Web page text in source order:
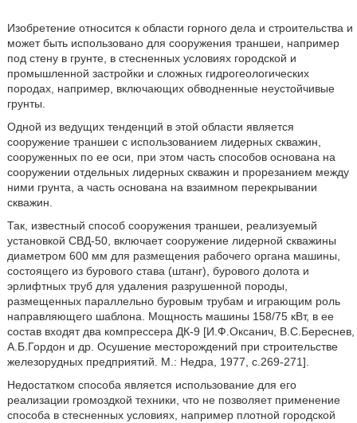
Изобретение относится к области горного дела и строительства и
может быть использовано для сооружения траншеи, например
под стену в грунте, в стесненных условиях городской и
промышленной застройки и сложных гидрогеологических
породах, например, включающих обводненные неустойчивые
грунты.
Одной из ведущих тенденций в этой области является
сооружение траншеи с использованием лидерных скважин,
сооруженных по ее оси, при этом часть способов основана на
сооружении отдельных лидерных скважин и прорезанием между
ними грунта, а часть основана на взаимном перекрывании
скважин.
Так, известный способ сооружения траншеи, реализуемый
установкой СВД-50, включает сооружение лидерной скважины
диаметром 600 мм для размещения рабочего органа машины,
состоящего из бурового става (штанг), бурового долота и
эрлифтных труб для удаления разрушенной породы,
размещенных параллельно буровым трубам и играющим роль
направляющего шаблона. Мощность машины 158/75 кВт, в ее
состав входят два компрессера ДК-9 [И.Ф.Оксанич, В.С.Береснев,
А.Б.Гордон и др. Осушение месторождений при строительстве
железорудных предприятий. М.: Недра, 1977, с.269-271].
Недостатком способа является использование для его
реализации громоздкой техники, что не позволяет применение
способа в стесненных условиях, например плотной городской